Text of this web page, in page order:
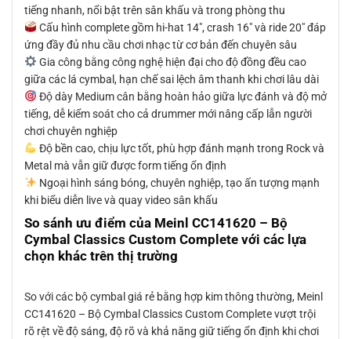
tiếng nhanh, nổi bật trên sân khấu và trong phòng thu
Cấu hình complete gồm hi-hat 14″, crash 16″ và ride 20″ đáp
ứng đầy đủ nhu cầu chơi nhạc từ cơ bản đến chuyên sâu
Gia công bằng công nghệ hiện đại cho độ đồng đều cao
giữa các lá cymbal, hạn chế sai lệch âm thanh khi chơi lâu dài
Độ dày Medium cân bằng hoàn hảo giữa lực đánh và độ mở
tiếng, dễ kiểm soát cho cả drummer mới nâng cấp lẫn người
chơi chuyên nghiệp
Độ bền cao, chịu lực tốt, phù hợp đánh mạnh trong Rock và
Metal mà vẫn giữ được form tiếng ổn định
Ngoại hình sáng bóng, chuyên nghiệp, tạo ấn tượng mạnh
khi biểu diễn live và quay video sân khấu
So sánh ưu điểm của Meinl CC141620 – Bộ
Cymbal Classics Custom Complete với các lựa
chọn khác trên thị trường
So với các bộ cymbal giá rẻ bằng hợp kim thông thường, Meinl
CC141620 – Bộ Cymbal Classics Custom Complete vượt trội
rõ rệt về độ sáng, độ rõ và khả năng giữ tiếng ổn định khi chơi